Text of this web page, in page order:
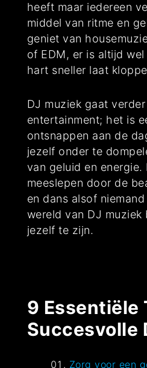
heeft maar iedereen
middel van ritme en
geniet van
of EDM, er is altijd
hart sneller laat
DJ muziek gaat
entertainment; het is
ontsnappen aan de
jezelf onder te
van geluid en energie.
meeslepen door de
en dans alsof
wereld van DJ muziek
jezelf te zijn.
9 Essentiële
Succesvolle
Zorg voor een